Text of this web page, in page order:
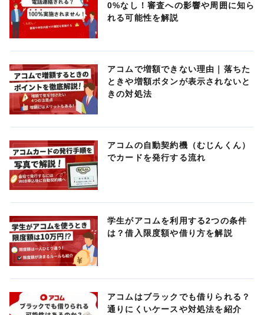
0%なし！審査への影響や周囲に知ら
れる可能性を解説
アコムで増額できない理由｜落ちた
ときや増額ボタンが表示されないと
きの対処法
アコムの自動契約機（むじんくん）
でカードを発行する流れ
学生がアコムを利用する2つの条件
は？借入限度額や借り方を解説
アコムはブラックでも借りられる？
通りにくいケースや対処法を紹介